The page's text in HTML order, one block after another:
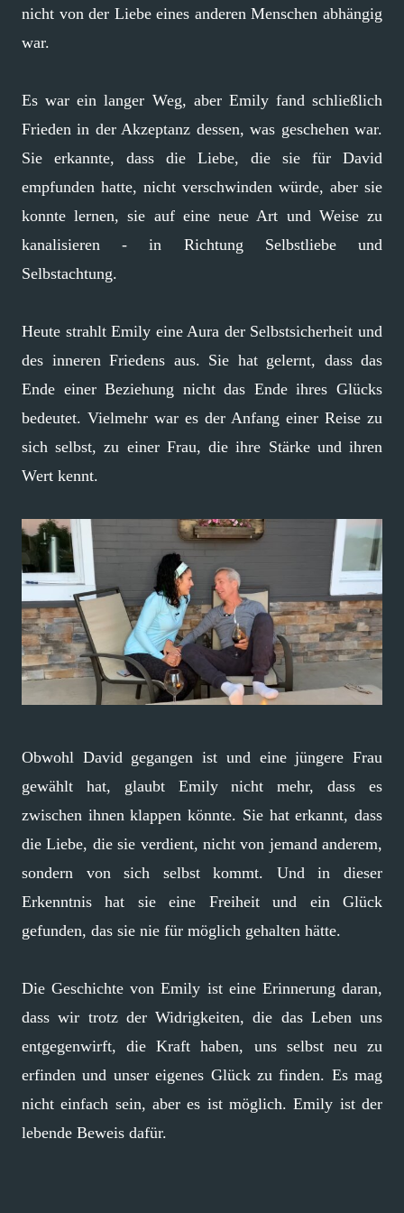
nicht von der Liebe eines anderen Menschen abhängig
war.
Es war ein langer Weg, aber Emily fand schließlich
Frieden in der Akzeptanz dessen, was geschehen war.
Sie erkannte, dass die Liebe, die sie für David
empfunden hatte, nicht verschwinden würde, aber sie
konnte lernen, sie auf eine neue Art und Weise zu
kanalisieren - in Richtung Selbstliebe und
Selbstachtung.
Heute strahlt Emily eine Aura der Selbstsicherheit und
des inneren Friedens aus. Sie hat gelernt, dass das
Ende einer Beziehung nicht das Ende ihres Glücks
bedeutet. Vielmehr war es der Anfang einer Reise zu
sich selbst, zu einer Frau, die ihre Stärke und ihren
Wert kennt.
Obwohl David gegangen ist und eine jüngere Frau
gewählt hat, glaubt Emily nicht mehr, dass es
zwischen ihnen klappen könnte. Sie hat erkannt, dass
die Liebe, die sie verdient, nicht von jemand anderem,
sondern von sich selbst kommt. Und in dieser
Erkenntnis hat sie eine Freiheit und ein Glück
gefunden, das sie nie für möglich gehalten hätte.
Die Geschichte von Emily ist eine Erinnerung daran,
dass wir trotz der Widrigkeiten, die das Leben uns
entgegenwirft, die Kraft haben, uns selbst neu zu
erfinden und unser eigenes Glück zu finden. Es mag
nicht einfach sein, aber es ist möglich. Emily ist der
lebende Beweis dafür.